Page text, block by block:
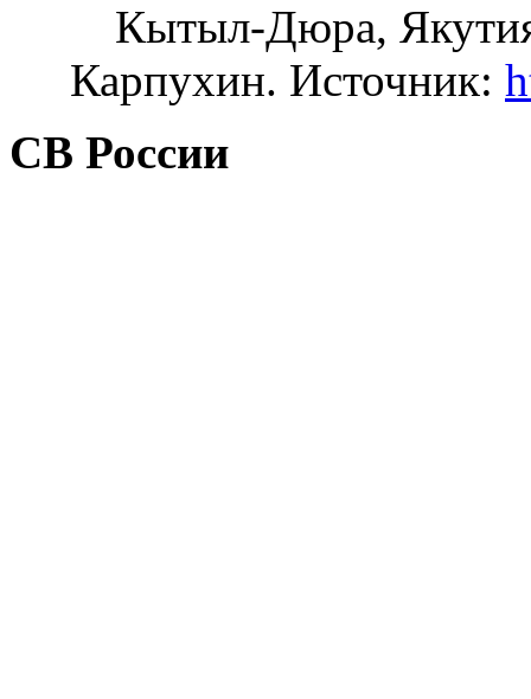
Кытыл-Дюра,
Карпухин. Источник:
СВ России